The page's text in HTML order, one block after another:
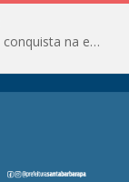
Santa Bárbara do Pará celebra uma grande conquista na educação!